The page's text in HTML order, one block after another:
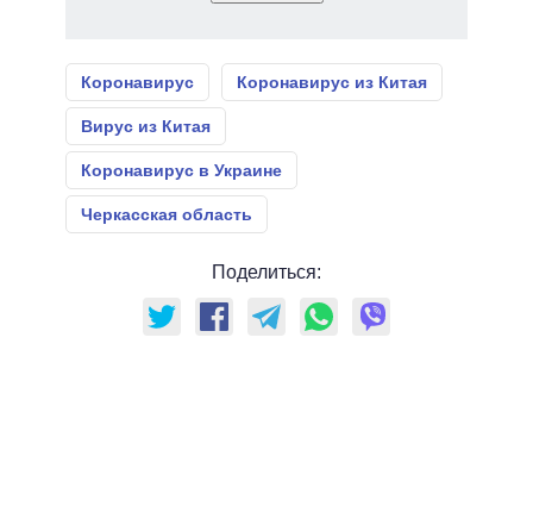
Коронавирус Коронавирус из Китая
Вирус из Китая
Коронавирус в Украине
Черкасская область
Поделиться: